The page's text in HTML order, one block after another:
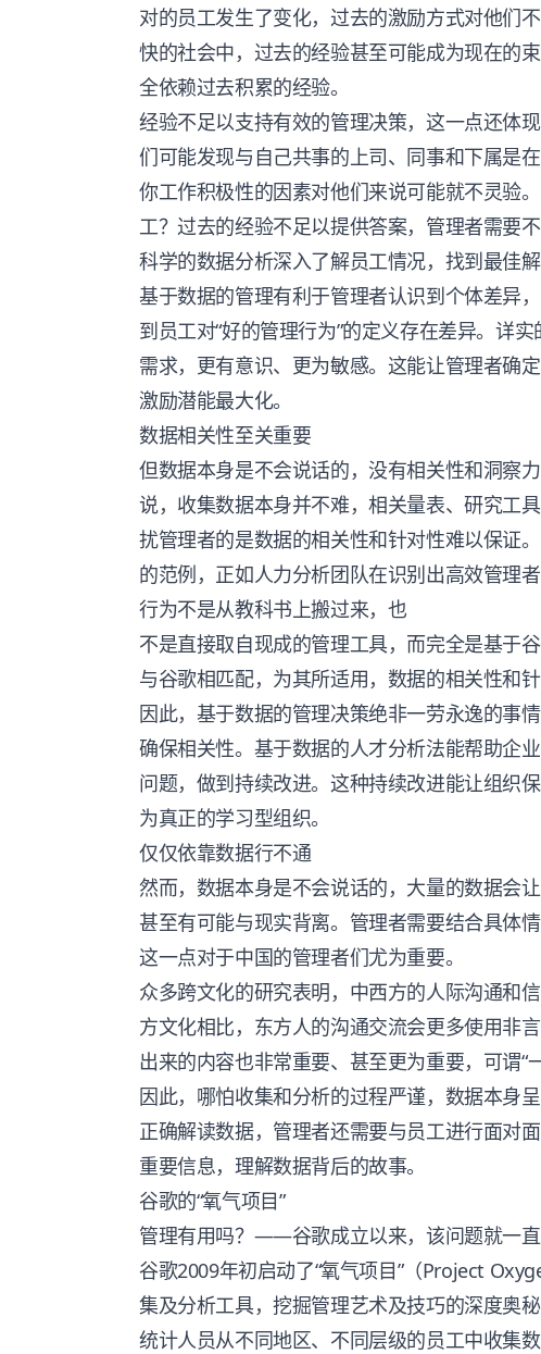
对的员工发生了变化，过去的激励方式对他们
快的社会中，过去的经验甚至可能成为现在的
全依赖过去积累的经验。
经验不足以支持有效的管理决策，这一点还体
们可能发现与自己共事的上司、同事和下属是
你工作积极性的因素对他们来说可能就不灵验
工？过去的经验不足以提供答案，管理者需要
科学的数据分析深入了解员工情况，找到最佳解
基于数据的管理有利于管理者认识到个体差异
到员工对“好的管理行为”的定义存在差异。详
需求，更有意识、更为敏感。这能让管理者确
激励潜能最大化。
数据相关性至关重要
但数据本身是不会说话的，没有相关性和洞察
说，收集数据本身并不难，相关量表、研究工
扰管理者的是数据的相关性和针对性难以保证
的范例，正如人力分析团队在识别出高效管理
行为不是从教科书上搬过来，也
不是直接取自现成的管理工具，而完全是基于
与谷歌相匹配，为其所适用，数据的相关性和针
因此，基于数据的管理决策绝非一劳永逸的事
确保相关性。基于数据的人才分析法能帮助企
问题，做到持续改进。这种持续改进能让组织
为真正的学习型组织。
仅仅依靠数据行不通
然而，数据本身是不会说话的，大量的数据会
甚至有可能与现实背离。管理者需要结合具体
这一点对于中国的管理者们尤为重要。
众多跨文化的研究表明，中西方的人际沟通和
方文化相比，东方人的沟通交流会更多使用非
出来的内容也非常重要、甚至更为重要，可谓“
因此，哪怕收集和分析的过程严谨，数据本身
正确解读数据，管理者还需要与员工进行面对
重要信息，理解数据背后的故事。
谷歌的“氧气项目”
管理有用吗？——谷歌成立以来，该问题就一直
谷歌2009年初启动了“氧气项目”（Project
集及分析工具，挖掘管理艺术及技巧的深度奥秘
统计人员从不同地区、不同层级的员工中收集